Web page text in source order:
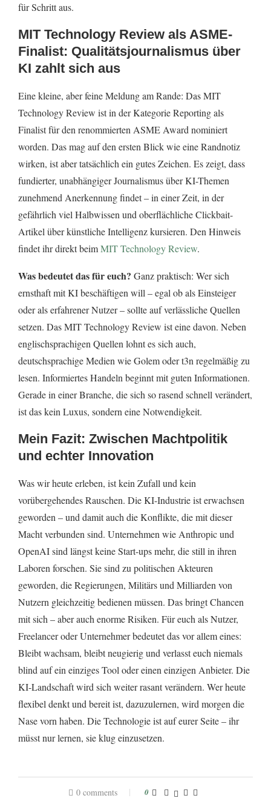
für Schritt aus.
MIT Technology Review als ASME-
Finalist: Qualitätsjournalismus über
KI zahlt sich aus
Eine kleine, aber feine Meldung am Rande: Das MIT
Technology Review ist in der Kategorie Reporting als
Finalist für den renommierten ASME Award nominiert
worden. Das mag auf den ersten Blick wie eine Randnotiz
wirken, ist aber tatsächlich ein gutes Zeichen. Es zeigt, dass
fundierter, unabhängiger Journalismus über KI-Themen
zunehmend Anerkennung findet – in einer Zeit, in der
gefährlich viel Halbwissen und oberflächliche Clickbait-
Artikel über künstliche Intelligenz kursieren. Den Hinweis
findet ihr direkt beimMIT Technology Review.
Was bedeutet das für euch? Ganz praktisch: Wer sich
ernsthaft mit KI beschäftigen will – egal ob als Einsteiger
oder als erfahrener Nutzer – sollte auf verlässliche Quellen
setzen. Das MIT Technology Review ist eine davon. Neben
englischsprachigen Quellen lohnt es sich auch,
deutschsprachige Medien wie Golem oder t3n regelmäßig zu
lesen. Informiertes Handeln beginnt mit guten Informationen.
Gerade in einer Branche, die sich so rasend schnell verändert,
ist das kein Luxus, sondern eine Notwendigkeit.
Mein Fazit: Zwischen Machtpolitik
und echter Innovation
Was wir heute erleben, ist kein Zufall und kein
vorübergehendes Rauschen. Die KI-Industrie ist erwachsen
geworden – und damit auch die Konflikte, die mit dieser
Macht verbunden sind. Unternehmen wie Anthropic und
OpenAI sind längst keine Start-ups mehr, die still in ihren
Laboren forschen. Sie sind zu politischen Akteuren
geworden, die Regierungen, Militärs und Milliarden von
Nutzern gleichzeitig bedienen müssen. Das bringt Chancen
mit sich – aber auch enorme Risiken. Für euch als Nutzer,
Freelancer oder Unternehmer bedeutet das vor allem eines:
Bleibt wachsam, bleibt neugierig und verlasst euch niemals
blind auf ein einziges Tool oder einen einzigen Anbieter. Die
KI-Landschaft wird sich weiter rasant verändern. Wer heute
flexibel denkt und bereit ist, dazuzulernen, wird morgen die
Nase vorn haben. Die Technologie ist auf eurer Seite – ihr
müsst nur lernen, sie klug einzusetzen.
0 comments 0